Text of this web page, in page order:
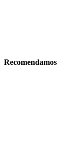
Recomendamos